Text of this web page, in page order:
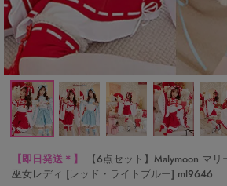
【即日発送＊】
【6点セット】Malymoon マ
巫女レディ [レッド・ライトブルー] ml9646